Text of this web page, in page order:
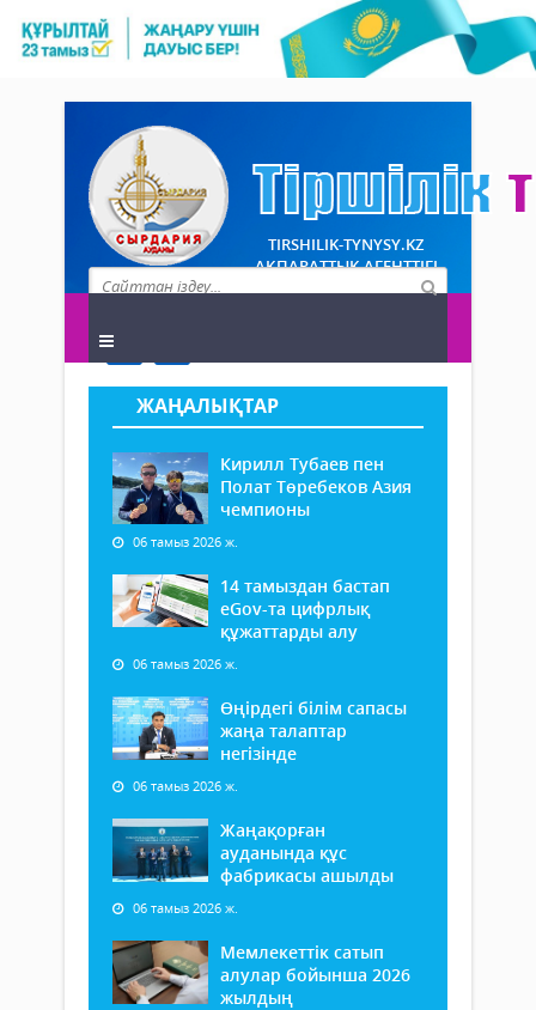
TIRSHILIK-TYNYSY.KZ
АҚПАРАТТЫҚ АГЕНТТІГІ
ЖАҢАЛЫҚТАР
Кирилл Тубаев пен
Полат Төребеков Азия
чемпионы
06 тамыз 2026 ж.
14 тамыздан бастап
еGov-та цифрлық
құжаттарды алу
06 тамыз 2026 ж.
Өңірдегі білім сапасы
жаңа талаптар
негізінде
06 тамыз 2026 ж.
Жаңақорған
ауданында құс
фабрикасы ашылды
06 тамыз 2026 ж.
Мемлекеттік сатып
алулар бойынша 2026
жылдың